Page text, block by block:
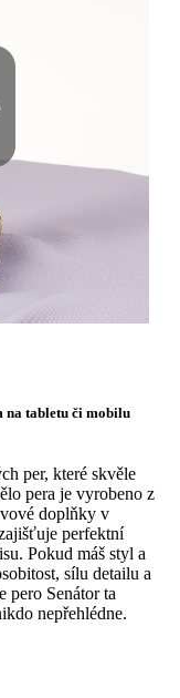
na tabletu či mobilu
per, které skvěle
pera je vyrobeno z
doplňky v
perfektní
Pokud máš styl a
sílu detailu a
pero Senátor ta
nepřehlédne.